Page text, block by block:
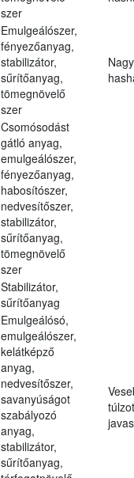
szer
Emulgeálószer,
fényezőanyag,
stabilizátor,
sűrítőanyag,
tömegnövelő
szer
Csomósodást
gátló anyag,
emulgeálószer,
fényezőanyag,
habosítószer,
nedvesítőszer,
stabilizátor,
sűrítőanyag,
tömegnövelő
szer
Stabilizátor,
sűrítőanyag
Emulgeálósó,
emulgeálószer,
kelátképző
anyag,
nedvesítőszer,
savanyúságot
szabályozó
anyag,
stabilizátor,
sűrítőanyag,